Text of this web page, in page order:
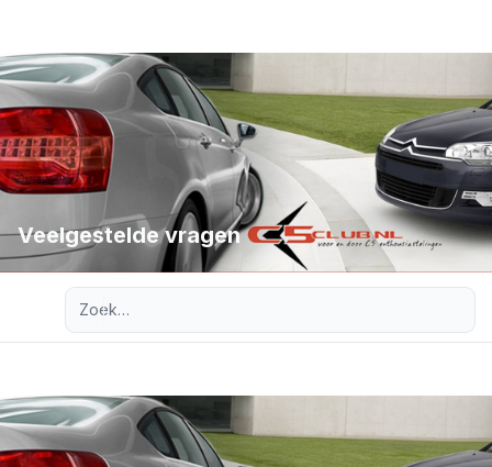
Veelgestelde vragen